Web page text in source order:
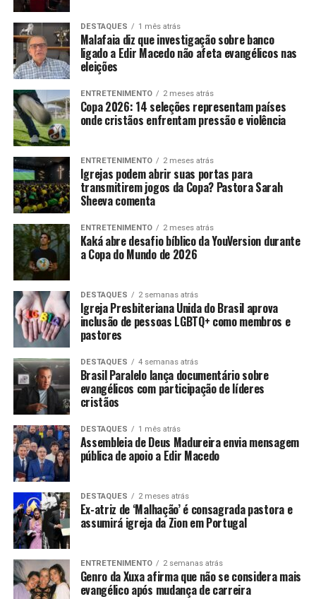
DESTAQUES 1 mês atrás
Malafaia diz que investigação sobre banco
ligado a Edir Macedo não afeta evangélicos nas
eleições
ENTRETENIMENTO 2 meses atrás
Copa 2026: 14 seleções representam países
onde cristãos enfrentam pressão e violência
ENTRETENIMENTO 2 meses atrás
Igrejas podem abrir suas portas para
transmitirem jogos da Copa? Pastora Sarah
Sheeva comenta
ENTRETENIMENTO 2 meses atrás
Kaká abre desafio bíblico da YouVersion durante
a Copa do Mundo de 2026
DESTAQUES 2 semanas atrás
Igreja Presbiteriana Unida do Brasil aprova
inclusão de pessoas LGBTQ+ como membros e
pastores
DESTAQUES 4 semanas atrás
Brasil Paralelo lança documentário sobre
evangélicos com participação de líderes
cristãos
DESTAQUES 1 mês atrás
Assembleia de Deus Madureira envia mensagem
pública de apoio a Edir Macedo
DESTAQUES 2 meses atrás
Ex-atriz de ‘Malhação’ é consagrada pastora e
assumirá igreja da Zion em Portugal
ENTRETENIMENTO 2 semanas atrás
Genro da Xuxa afirma que não se considera mais
evangélico após mudança de carreira